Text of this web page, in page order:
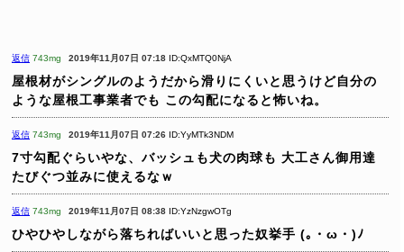
返信 743mg 2019年11月07日 07:18 ID:QxMTQ0NjA
屋根材がシングルのようだから滑りにくいと思うけど自分の
ような屋根工事業者でも この勾配になると怖いね。
返信 743mg 2019年11月07日 07:26 ID:YyMTk3NDM
7寸勾配ぐらいやな、バッシュも犬の肉球も 大工さん御用達
たびぐつ並みに使えるなｗ
返信 743mg 2019年11月07日 08:38 ID:YzNzgwOTg
ひやひやしながら落ちればいいと思った奴挙手 (｡・ω・)ﾉ